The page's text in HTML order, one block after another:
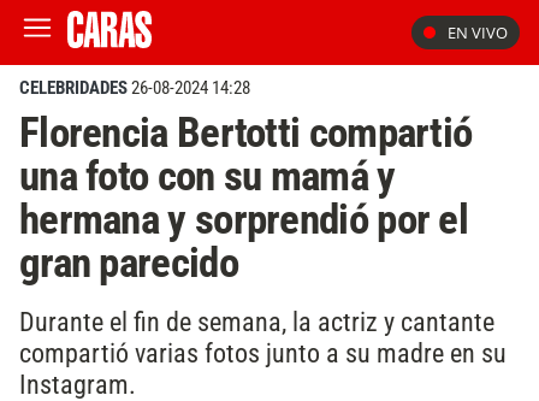
EN VIVO
CELEBRIDADES26-08-2024 14:28
Florencia Bertotti compartió
una foto con su mamá y
hermana y sorprendió por el
gran parecido
Durante el fin de semana, la actriz y cantante
compartió varias fotos junto a su madre en su
Instagram.